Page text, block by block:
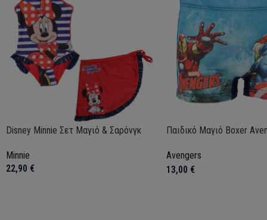
Disney Minnie Σετ Μαγιό & Σαρόνγκ
Minnie
22,90 €
Παιδικό Μαγιό Boxer
Avengers
13,00 €